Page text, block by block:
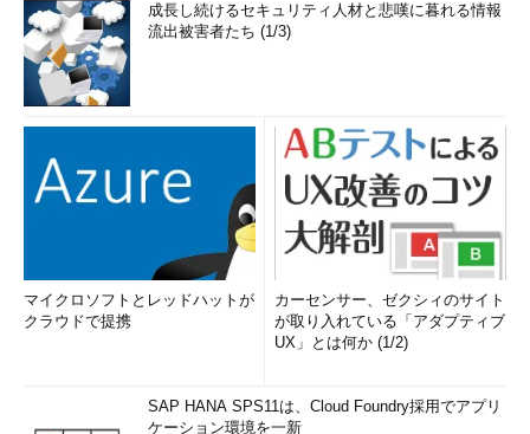
成長し続けるセキュリティ人材と悲嘆に暮れる情報
流出被害者たち (1/3)
マイクロソフトとレッドハットが
クラウドで提携
カーセンサー、ゼクシィのサイト
が取り入れている「アダプティブ
UX」とは何か (1/2)
SAP HANA SPS11は、Cloud Foundry採用でアプリ
ケーション環境を一新